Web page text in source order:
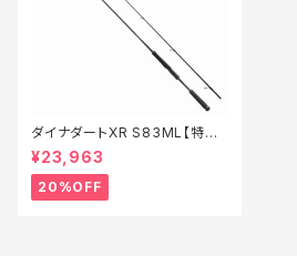
ダイナダートXR S83ML【特価
ロッド】【20】
¥23,963
20%OFF